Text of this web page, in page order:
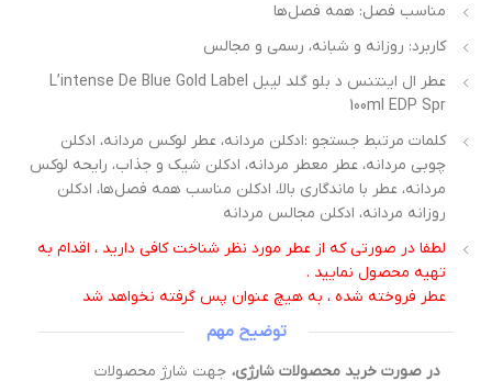
مناسب فصل: همه فصل‌ها
کاربرد: روزانه و شبانه، رسمی و مجالس
عطر ال اینتنس د بلو گلد لیبل L’intense De Blue Gold Label
100ml EDP Spr
کلمات مرتبط جستجو :ادکلن مردانه، عطر لوکس مردانه، ادکلن
چوبی مردانه، عطر معطر مردانه، ادکلن شیک و جذاب، رایحه لوکس
مردانه، عطر با ماندگاری بالا، ادکلن مناسب همه فصل‌ها، ادکلن
روزانه مردانه، ادکلن مجالس مردانه
لطفا در صورتی که از عطر مورد نظر شناخت کافی دارید ، اقدام به
تهیه محصول نمایید .
عطر فروخته شده ، به هیچ عنوان پس گرفته نخواهد شد
توضیح مهم
در صورت خرید محصولات شارژی،جهت شارژ محصولات